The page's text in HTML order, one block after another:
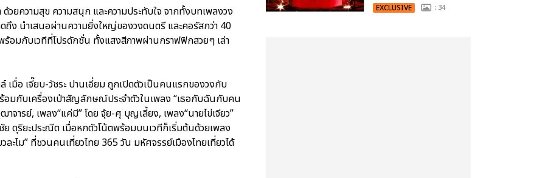
ยความสุข ความสนุก และความประทับใจ จากทั้งบทเพลงวง
ง นำเสนอผ่านความยิ่งใหญ่ของวงดนตรี และคอรัสกว่า 40
อมกับเวทีที่โปรดักชั่น ทั้งแสงสีภาพผ่านกราฟฟิกสวยๆ เล่า
มื่อ เจี๊ยบ-วัชระ ปานเอี่ยม ถูกเปิดตัวเป็นคนแรกของวงกับ
อมกับเครื่องเป่าสัญลักษณ์ประจำตัวในเพลง “เธอกับฉันกับคน
าจารย์, เพลง“แค่มี” โดย จุ้ย-ศุ บุญเลี้ยง, เพลง“นายไข่เจียว”
ดุริยะประณีต เมื่อหกตัวโน้ตพร้อมบนเวทีก็เริ่มต้นด้วยเพลง
ละไม” ที่ชวนคนเที่ยวไทย 365 วัน มหัศจรรย์เมืองไทยเที่ยวได้
EXCLUSIVE : 34